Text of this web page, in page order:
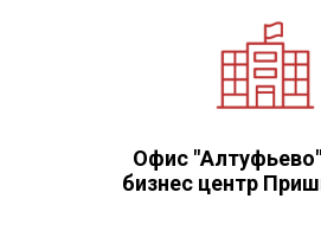
Офис
бизнес центр